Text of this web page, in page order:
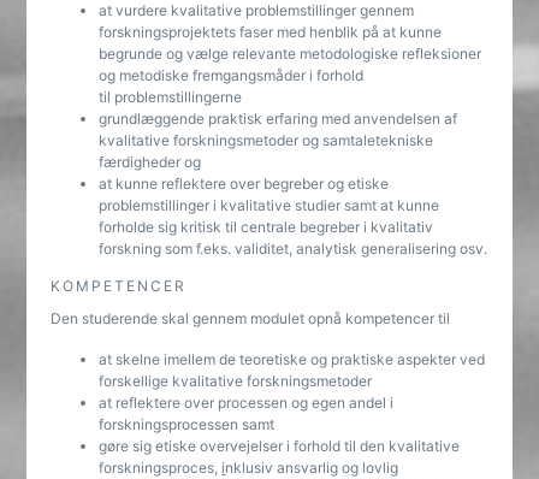
at vurdere kvalitative problemstillinger gennem
forskningsprojektets faser med henblik på at kunne
begrunde og vælge relevante metodologiske refleksioner
og metodiske fremgangsmåder i forhold
til problemstillingerne
grundlæggende praktisk erfaring med anvendelsen af
kvalitative forskningsmetoder og samtaletekniske
færdigheder og
at kunne reflektere over begreber og etiske
problemstillinger i kvalitative studier samt at kunne
forholde sig kritisk til centrale begreber i kvalitativ
forskning som f.eks. validitet, analytisk generalisering osv.
KOMPETENCER
Den studerende skal gennem modulet opnå kompetencer til
at skelne imellem de teoretiske og praktiske aspekter ved
forskellige kvalitative forskningsmetoder
at reflektere over processen og egen andel i
forskningsprocessen samt
gøre sig etiske overvejelser i forhold til den kvalitative
forskningsproces,inklusiv ansvarlig og lovlig